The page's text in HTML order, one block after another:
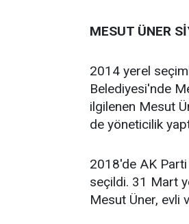
MESUT ÜNER
2014 yerel
Belediyesi'nde
ilgilenen Mesut
de yöneticilik
2018'de AK Parti
seçildi. 31 Mart
Mesut Üner, evli